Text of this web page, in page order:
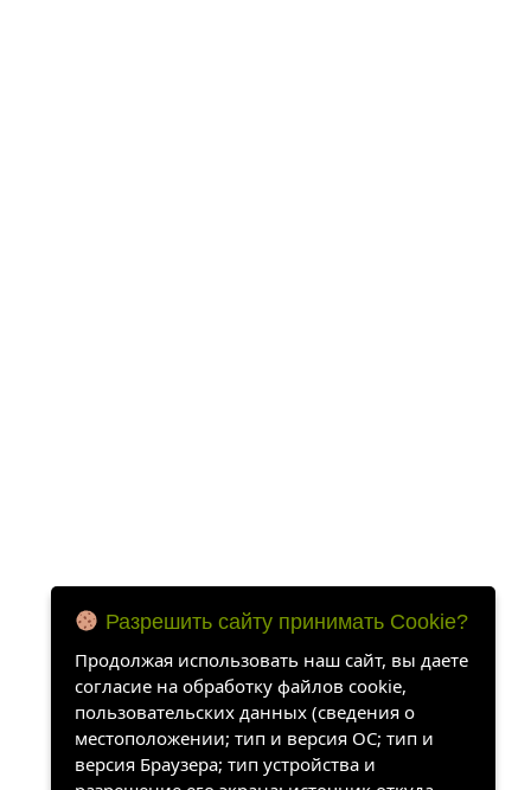
Разрешить сайту принимать Cookie?
Продолжая использовать наш сайт, вы даете
согласие на обработку файлов cookie,
пользовательских данных (сведения о
местоположении; тип и версия ОС; тип и
версия Браузера; тип устройства и